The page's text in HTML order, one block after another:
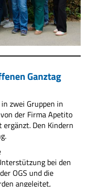
Ganztag
zwei Gruppen in
der Firma Apetito
Den Kindern
bei den
OGS und die
angeleitet,